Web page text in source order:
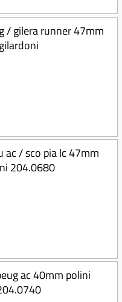
/ gilera runner 47mm
gilardoni
ac / sco pia lc 47mm
204.0680
ac 40mm polini